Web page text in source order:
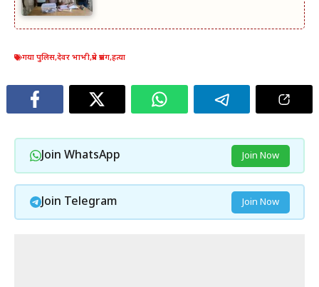
गया पुलिस,देवर भाभी,प्रेम प्रसंग,हत्या
Join WhatsApp Join Now
Join Telegram Join Now